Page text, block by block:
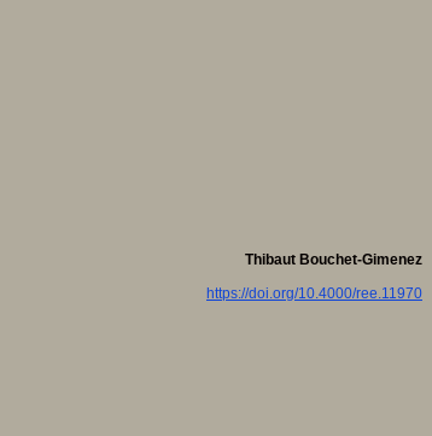
Thibaut Bouchet-Gimenez
https://doi.org/10.4000/ree.11970